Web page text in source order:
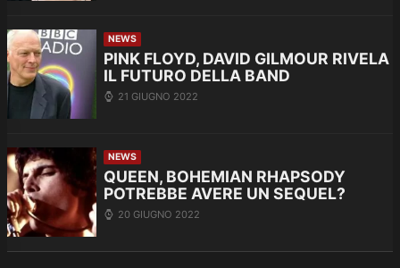
NEWS
PINK FLOYD, DAVID GILMOUR RIVELA
IL FUTURO DELLA BAND
21 GIUGNO 2022
NEWS
QUEEN, BOHEMIAN RHAPSODY
POTREBBE AVERE UN SEQUEL?
20 GIUGNO 2022